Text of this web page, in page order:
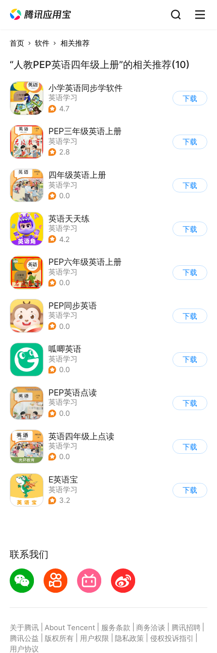
首页 软件 相关推荐
“人教PEP英语四年级上册”的相关推荐(10)
小学英语同步学软件
英语学习
4.7
下载
PEP三年级英语上册
英语学习
2.8
下载
四年级英语上册
英语学习
0.0
下载
英语天天练
英语学习
4.2
下载
PEP六年级英语上册
英语学习
0.0
下载
PEP同步英语
英语学习
0.0
下载
呱唧英语
英语学习
0.0
下载
PEP英语点读
英语学习
0.0
下载
英语四年级上点读
英语学习
0.0
下载
E英语宝
英语学习
3.2
下载
联系我们
关于腾讯 About Tencent 服务条款 商务洽谈 腾讯招聘
腾讯公益
版权所有 用户权限 隐私政策 侵权投诉指引
用户协议